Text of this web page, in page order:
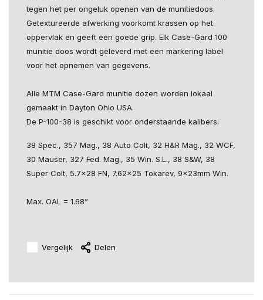
tegen het per ongeluk openen van de munitiedoos.
Getextureerde afwerking voorkomt krassen op het
oppervlak en geeft een goede grip. Elk Case-Gard 100
munitie doos wordt geleverd met een markering label
voor het opnemen van gegevens.
Alle MTM Case-Gard munitie dozen worden lokaal
gemaakt in Dayton Ohio USA.
De P-100-38 is geschikt voor onderstaande kalibers:
38 Spec., 357 Mag., 38 Auto Colt, 32 H&R Mag., 32 WCF,
30 Mauser, 327 Fed. Mag., 35 Win. S.L., 38 S&W, 38
Super Colt, 5.7x28 FN, 7.62x25 Tokarev, 9x23mm Win.
Max. OAL = 1.68”
Vergelijk Delen